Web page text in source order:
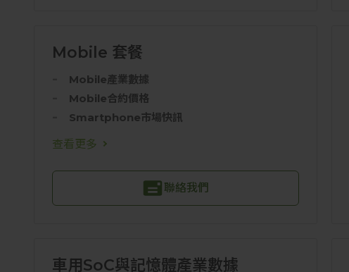
Mobile 套餐
Mobile產業數據
Mobile合約價格
Smartphone市場快訊
查看更多
聯絡我們
車用SoC與記憶體產業數據